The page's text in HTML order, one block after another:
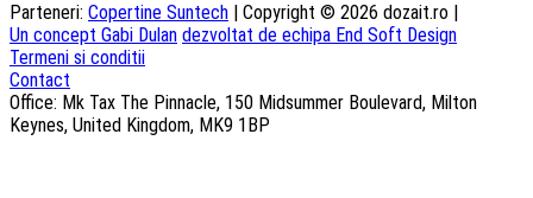
Parteneri: Copertine Suntech | Copyright © 2026 dozait.ro |
Un concept Gabi Dulan dezvoltat de echipa End Soft Design
Termeni si conditii
Contact
Office: Mk Tax The Pinnacle, 150 Midsummer Boulevard, Milton
Keynes, United Kingdom, MK9 1BP